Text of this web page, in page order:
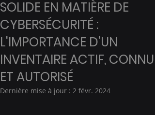
SOLIDE EN MATIÈRE DE
CYBERSÉCURITÉ :
L'IMPORTANCE D'UN
INVENTAIRE ACTIF, CONNU
ET AUTORISÉ
Dernière mise à jour : 2 févr. 2024